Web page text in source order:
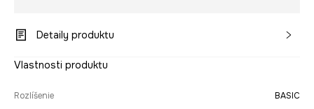
Detaily produktu
Vlastnosti produktu
Rozlíšenie BASIC